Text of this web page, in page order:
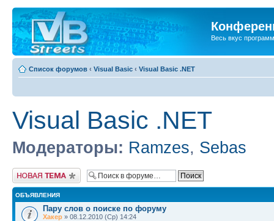
Весь вкус
Список форумов ‹ Visual Basic ‹ Visual Basic .NET
Visual Basic .NET
Модераторы: Ramzes, Sebas
Новая тема
ОБЪЯВЛЕНИЯ
Пару слов о поиске по форуму
Хакер » 08.12.2010 (Ср) 14:24